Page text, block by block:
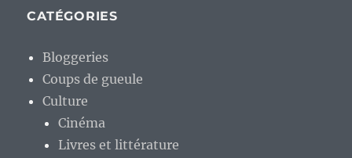
CATÉGORIES
Bloggeries
Coups de gueule
Culture
Cinéma
Livres et littérature